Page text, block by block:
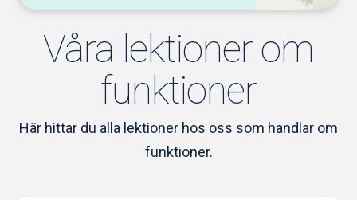
Våra lektioner om
funktioner
Här hittar du alla lektioner hos oss som handlar om
funktioner.